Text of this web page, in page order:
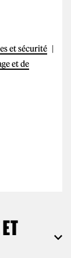
et sécurité
et de